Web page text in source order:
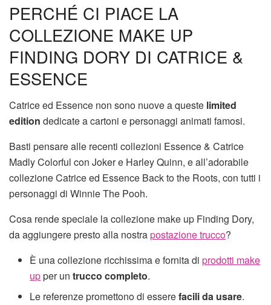
PERCHÉ CI PIACE LA
COLLEZIONE MAKE UP
FINDING DORY DI CATRICE &
ESSENCE
Catrice ed Essence non sono nuove a queste limited
edition dedicate a cartoni e personaggi animati famosi.
Basti pensare alle recenti collezioni Essence & Catrice
Madly Colorful con Joker e Harley Quinn, e all’adorabile
collezione Catrice ed Essence Back to the Roots, con tutti i
personaggi di Winnie The Pooh.
Cosa rende speciale la collezione make up Finding Dory,
da aggiungere presto alla nostrapostazione trucco?
È una collezione ricchissima e fornita diprodotti make
upper untrucco completo.
Le referenze promettono di esserefacili da usare.